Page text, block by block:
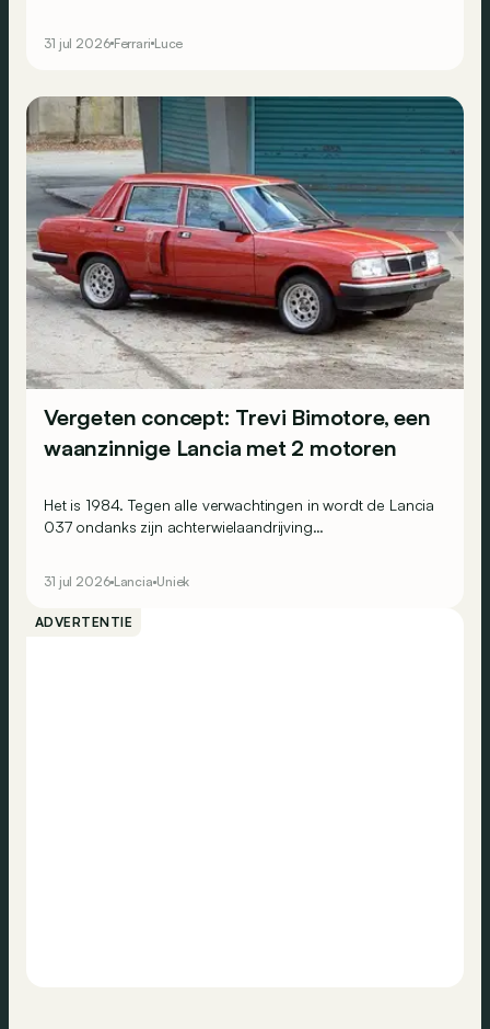
31 jul 2026 Ferrari Luce
Vergeten concept: Trevi Bimotore, een
waanzinnige Lancia met 2 motoren
Het is 1984. Tegen alle verwachtingen in wordt de Lancia
037 ondanks zijn achterwielaandrijving
vierwielaandrijving over te stappen. Omdat de
constructeur alles graag wat ‘anders’ doet, ontwikkelt het
31 jul 2026 Lancia Uniek
ADVERTENTIE